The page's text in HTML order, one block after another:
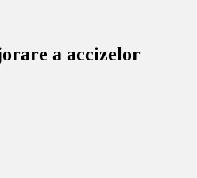
a accizelor